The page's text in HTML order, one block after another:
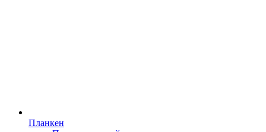
Планкен